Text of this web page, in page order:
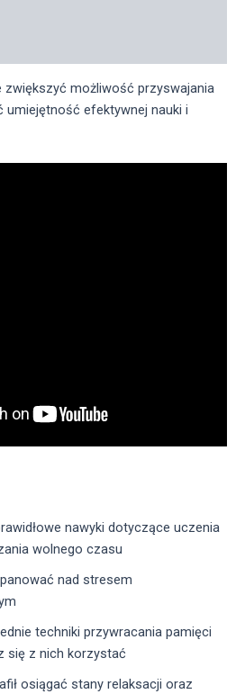
zwiększyć możliwość przyswajania
umiejętność efektywnej nauki i
nawyki dotyczące uczenia
wolnego czasu
nad stresem
techniki przywracania pamięci
się z nich korzystać
osiągać stany relaksacji oraz